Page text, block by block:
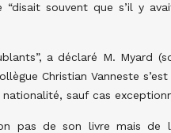
souvent que s’il y
a déclaré M. Myard
Christian Vanneste
sauf cas
pas de son livre mais de